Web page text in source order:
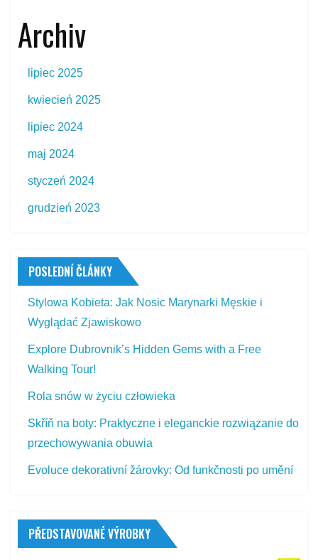
Archiv
lipiec 2025
kwiecień 2025
lipiec 2024
maj 2024
styczeń 2024
grudzień 2023
POSLEDNÍ ČLÁNKY
Stylowa Kobieta: Jak Nosic Marynarki Męskie i
Wyglądać Zjawiskowo
Explore Dubrovnik’s Hidden Gems with a Free
Walking Tour!
Rola snów w życiu człowieka
Skříň na boty: Praktyczne i eleganckie rozwiązanie do
przechowywania obuwia
Evoluce dekorativní žárovky: Od funkčnosti po umění
PŘEDSTAVOVANÉ VÝROBKY